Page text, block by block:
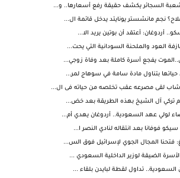
السجائر يكشف حقيقة رفع أسعارها.. و...
نجم مانشستر يونايتد يدخل قائمة ال...
أردوغان: أعتقد أن بوتين يريد الا...
العود والملحنة السودانية التي يحت...
يفجع أسرة كاملة بعد وفاة زوجي...
حياتها بتناول مادة سامة في سوهاج لمر...
شاب لقى مصرعه عقب تخلصه من حياته فى ال...
تركي آل الشيخ بهذه الطريقة بعد خض...
لولي عهد السعودية.. أردوغان يهدي أم...
فوفانا بعد انتقاله لنادي النصر ا...
فتحنا المجال الجوي لإسرائيل فوق الس...
الضيقة لوزير الداخلية السعودي ...
السعودية.. تداول لقطة لبايدن بلقاء ...